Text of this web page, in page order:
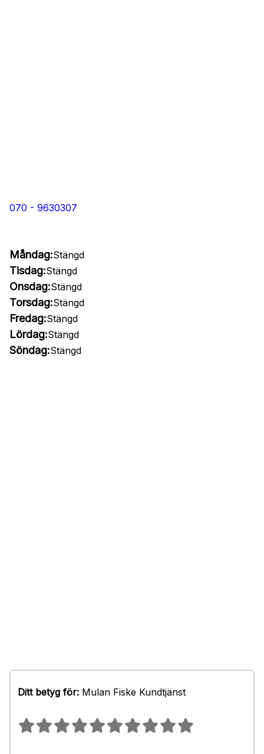
070 - 9630307
Måndag:Stängd
Tisdag:Stängd
Onsdag:Stängd
Torsdag:Stängd
Fredag:Stängd
Lördag:Stängd
Söndag:Stängd
Ditt betyg för: Mulan Fiske Kundtjänst